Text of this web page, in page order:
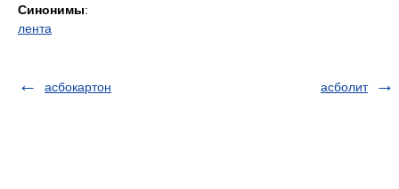
Синонимы:
лента
асбокартон асболит